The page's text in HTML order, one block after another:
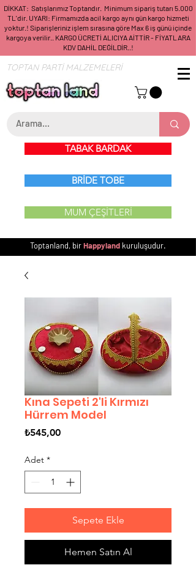
DİKKAT: Satışlarımız Toptandır. Minimum sipariş tutarı 5.000
TL'dir. UYARI: Firmamızda acil kargo aynı gün kargo hizmeti
yoktur.! Siparişleriniz işlem sırasına göre Max 6 iş günü içinde
kargoya verilir.. KARGO ÜCRETİ ALICIYA AİTTİR - FİYATLARA
KDV DAHİL DEĞİLDİR..!
TOPTAN PARTİ MALZEMELERİ
TABAK BARDAK
BRİDE TOBE
MUM ÇEŞİTLERİ
Toptanland, birHappyland kuruluşudur.
Kına Sepeti 2'li Kırmızı
Hürrem Model
₺545,00Fiyat
Adet *
Sepete Ekle
Hemen Satın Al